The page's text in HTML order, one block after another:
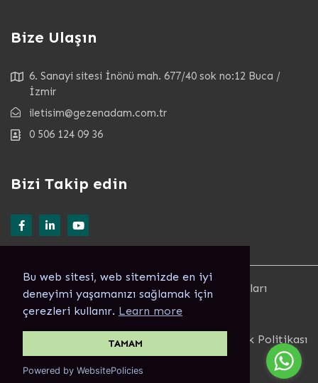
Bu web sitesi, web sitemizde en iyi
deneyimi yaşamanızı sağlamak için
çerezleri kullanır. Learn more
TAMAM
Powered by WebsitePolicies
Bize Ulaşın
6. Sanayi sitesi İnönü mah. 677/40 sok no:12 Buca /
İzmir
iletisim@gezenadam.com.tr
0 506 124 09 36
Bizi Takip edin
© Copyright 2022. GEZENADAM ® Tüm Hakları
Saklıdır Alıntı Yapılamaz.
Şartlar ve koşullar Gizlilik Politikası